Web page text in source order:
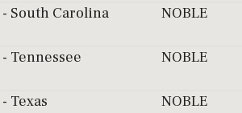
- South Carolina NOBLE
- Tennessee NOBLE
- Texas NOBLE